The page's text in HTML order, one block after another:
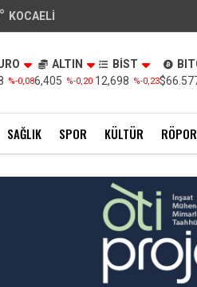
° KOCAELI
%-0,08
ALTIN
6,405 %-0,20
BİST
12,698 %-0,23
SAĞLIK SPOR KÜLTÜR